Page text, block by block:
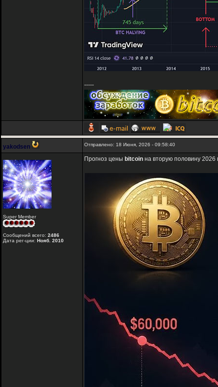
-----
yakodsen Отправлено: 18 Июня, 2026 - 09:58:40
Super Member
Сообщений всего: 2486
Дата рег-ции: Нояб. 2010
Прогноз цены bitcoin на вторую половину 2026